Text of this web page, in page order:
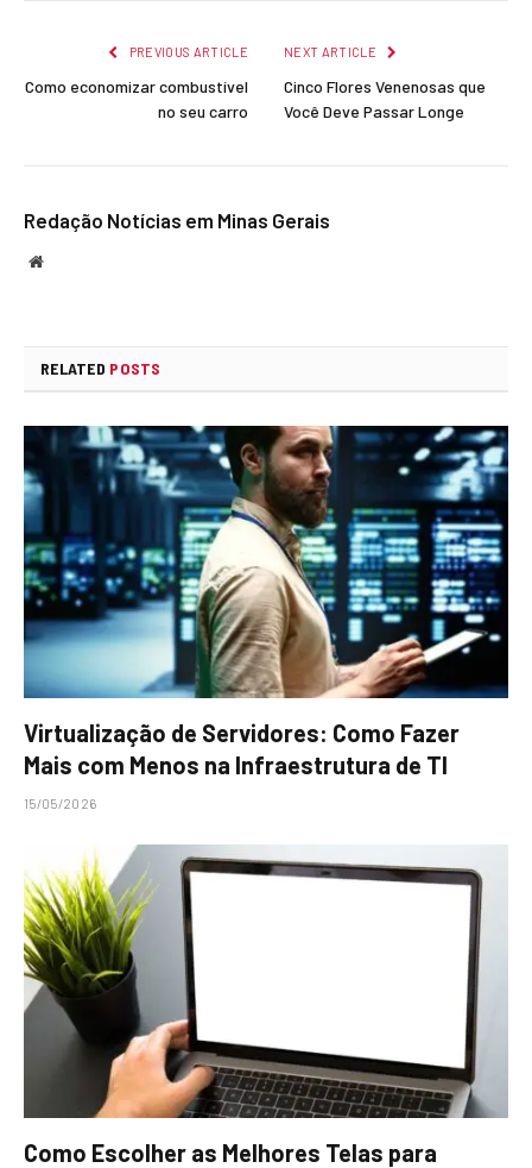
PREVIOUS ARTICLE
Como economizar combustível
no seu carro
NEXT ARTICLE
Cinco Flores Venenosas que
Você Deve Passar Longe
Redação Notícias em Minas Gerais
Website
RELATED POSTS
Virtualização de Servidores: Como Fazer
Mais com Menos na Infraestrutura de TI
15/05/2026
Como Escolher as Melhores Telas para